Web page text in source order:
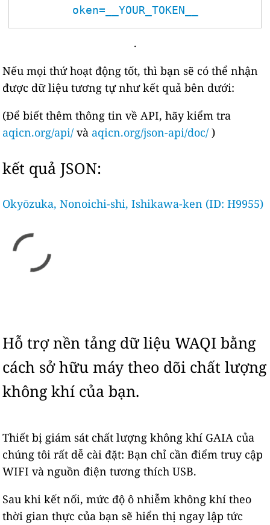
oken=__YOUR_TOKEN__
.
Nếu mọi thứ hoạt động tốt, thì bạn sẽ có thể nhận
được dữ liệu tương tự như kết quả bên dưới:
(Để biết thêm thông tin về API, hãy kiểm tra
aqicn.org/api/ và aqicn.org/json-api/doc/ )
kết quả JSON:
Okyōzuka, Nonoichi-shi, Ishikawa-ken (ID: H9955)
Hỗ trợ nền tảng dữ liệu WAQI bằng
cách sở hữu máy theo dõi chất lượng
không khí của bạn.
Thiết bị giám sát chất lượng không khí GAIA của
chúng tôi rất dễ cài đặt: Bạn chỉ cần điểm truy cập
WIFI và nguồn điện tương thích USB.
Sau khi kết nối, mức độ ô nhiễm không khí theo
thời gian thực của bạn sẽ hiển thị ngay lập tức